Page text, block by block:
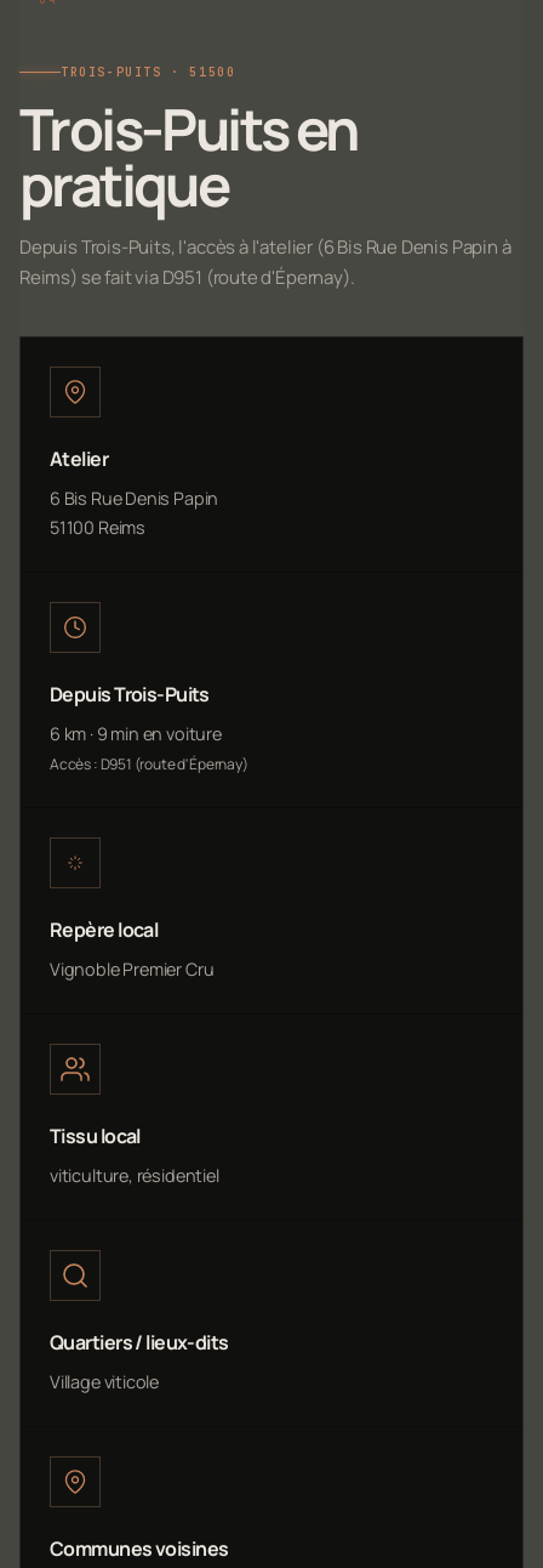
TROIS-PUITS · 51500
Trois-Puits en
pratique
Depuis Trois-Puits, l'accès à l'atelier (6 Bis Rue Denis Papin à
Reims) se fait via D951 (route d'Épernay).
Atelier
6 Bis Rue Denis Papin
51100 Reims
Depuis Trois-Puits
6 km · 9 min en voiture
Accès : D951 (route d'Épernay)
Repère local
Vignoble Premier Cru
Tissu local
viticulture, résidentiel
Quartiers / lieux-dits
Village viticole
Communes voisines